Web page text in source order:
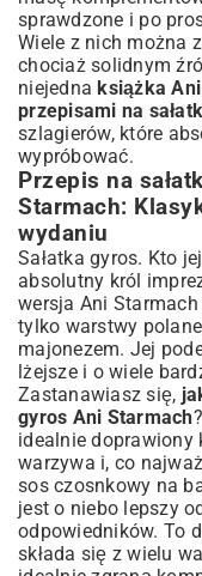
sprawdzone i po
Wiele z nich można
chociaż solidnym
niejednaksiążka
przepisami na
szlagierów, które
wypróbować.
Przepis na
Starmach:
wydaniu
Sałatka gyros. Kto
absolutny król
wersja Ani
tylko warstwy
majonezem. Jej
lżejsze i o wiele
Zastanawiasz się,
gyros Ani Starmach
idealnie doprawiony
warzywa i, co
sos czosnkowy na
jest o niebo lepszy
odpowiedników. To
składa się z wielu